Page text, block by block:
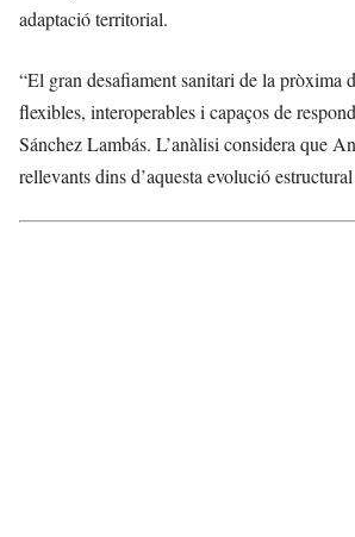
adaptació territorial.
“El gran desafiament sanitari de la pròxima
flexibles, interoperables i capaços de
Sánchez Lambás. L’anàlisi considera que
rellevants dins d’aquesta evolució